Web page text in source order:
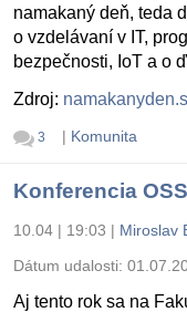
namakaný deň, teda
o vzdelávaní v IT,
bezpečnosti, IoT a o
Zdroj:
3 | Komunita
Konferencia
10.04 | 19:03 | Miroslav
Dátum udalosti:
Aj tento rok sa na